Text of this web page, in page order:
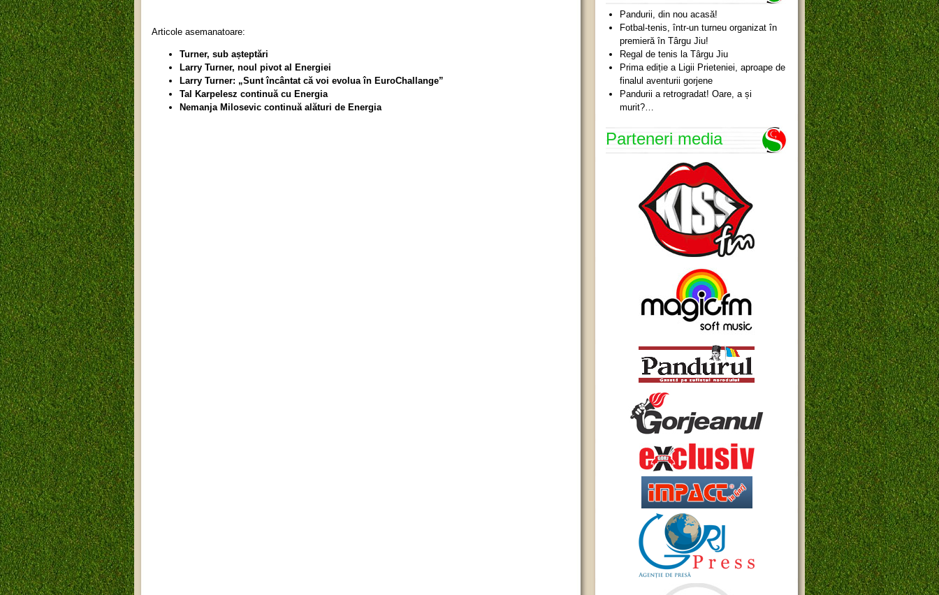
Articole asemanatoare:
Turner, sub așteptări
Larry Turner, noul pivot al Energiei
Larry Turner: „Sunt încântat că voi evolua în EuroChallange”
Tal Karpelesz continuă cu Energia
Nemanja Milosevic continuă alături de Energia
Pandurii, din nou acasă!
Fotbal-tenis, într-un turneu organizat în
premieră în Târgu Jiu!
Regal de tenis la Târgu Jiu
Prima ediție a Ligii Prieteniei, aproape de
finalul aventurii gorjene
Pandurii a retrogradat! Oare, a și
murit?…
Parteneri media